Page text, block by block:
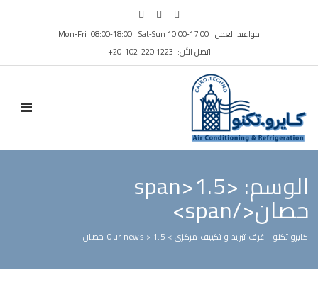
مواعيد العمل: Mon‑Fri 08:00‑18:00 Sat‑Sun 10:00‑17:00
اتصل الأن: ⁦+20-102-220 1223⁩
MENU
الوسم: <span>1.5
حصان</span>
كايرو تكنو - غرف تبريد و تكييف مركزى>
Our news > 1.5 حصان